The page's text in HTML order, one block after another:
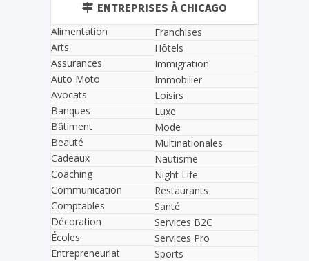
ENTREPRISES À CHICAGO
Alimentation
Arts
Assurances
Auto Moto
Avocats
Banques
Bâtiment
Beauté
Cadeaux
Coaching
Communication
Comptables
Décoration
Écoles
Entrepreneuriat
Franchises
Hôtels
Immigration
Immobilier
Loisirs
Luxe
Mode
Multinationales
Nautisme
Night Life
Restaurants
Santé
Services B2C
Services Pro
Sports